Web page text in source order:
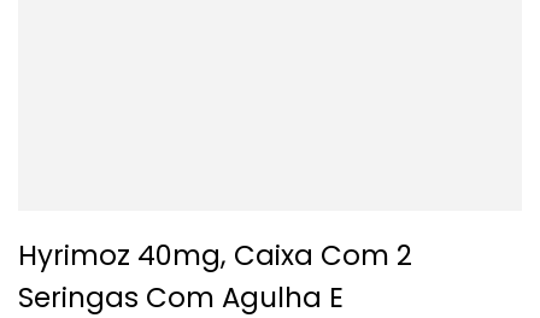
Hyrimoz 40mg, Caixa Com 2
Seringas Com Agulha E